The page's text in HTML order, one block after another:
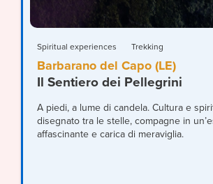
Spiritual experiences Trekking
Barbarano del Capo (LE)
Il Sentiero dei Pellegrini
A piedi, a lume di candela. Cultura e
disegnato tra le stelle, compagne in
affascinante e carica di meraviglia.